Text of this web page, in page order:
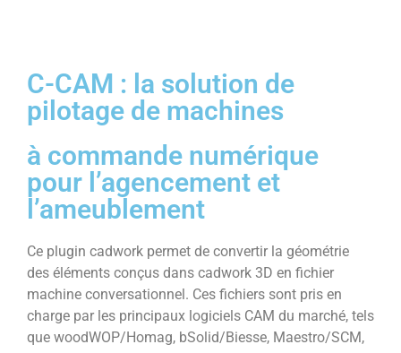
C-CAM : la solution de
pilotage de machines
à commande numérique
pour l’agencement et
l’ameublement
Ce plugin cadwork permet de convertir la géométrie
des éléments conçus dans cadwork 3D en fichier
machine conversationnel. Ces fichiers sont pris en
charge par les principaux logiciels CAM du marché, tels
que woodWOP/Homag, bSolid/Biesse, Maestro/SCM,